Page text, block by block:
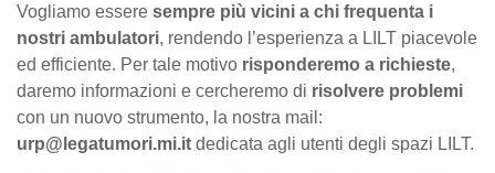
Vogliamo essere sempre più vicini a chi frequenta i
nostri ambulatori, rendendo l’esperienza a LILT piacevole
ed efficiente. Per tale motivo risponderemo a richieste,
daremo informazioni e cercheremo di risolvere problemi
con un nuovo strumento, la nostra mail:
urp@legatumori.mi.it dedicata agli utenti degli spazi LILT.